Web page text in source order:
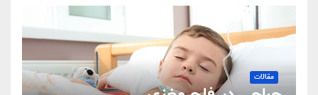
مقالات